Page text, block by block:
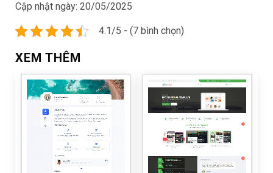
Cập nhật ngày: 20/05/2025
4.1/5 - (7 bình chọn)
XEM THÊM